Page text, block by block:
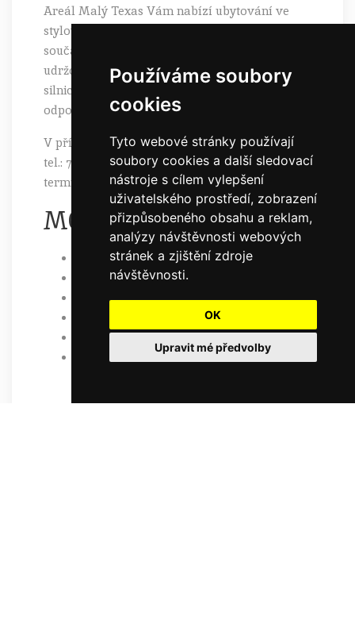
Používáme soubory
cookies
Tyto webové stránky používají
soubory cookies a další sledovací
nástroje s cílem vylepšení
uživatelského prostředí, zobrazení
přizpůsobeného obsahu a reklam,
analýzy návštěvnosti webových
stránek a zjištění zdroje
návštěvnosti.
OK
Upravit mé předvolby
Areál Malý Texas Vám nabízí ubytování ve
stylových pokojích a apartmánech. Objekt je
součástí velkého přírodního areálu s
udržovanými loukami a vlastní příjezdovou
silnicí. Najdete u nás tak absolutní klid k
odpočinku.
V případě zájmu nás neváhejte kontaktovat na
tel.: 734 100 063. Rádi Vám sdělíme volné
termíny a možnosti.
MOŽNOSTI VYŽITÍ
společenská místnost
posezení v country saloonu
venkovní bazén v sezóně
volejbalové hřiště - travnaté
pěší turistika a cyklostezky
v zimním období běžecké lyžování